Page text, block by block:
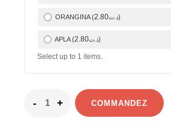
ORANGINA ( د.ت 2.80 )
APLA ( د.ت 2.80 )
Select up to 1 items.
COMMANDEZ